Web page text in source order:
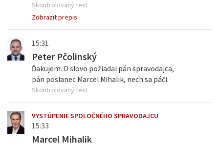
Skontrolovaný text
Zobrazit prepis
15:31
Peter Pčolinský
Ďakujem. O slovo požiadal pán spravodajca,
pán poslanec Marcel Mihalik, nech sa páči.
Skontrolovaný text
VYSTÚPENIE SPOLOČNÉHO SPRAVODAJCU
15:33
Marcel Mihalik